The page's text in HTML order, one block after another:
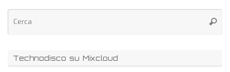
Technodisco su Mixcloud